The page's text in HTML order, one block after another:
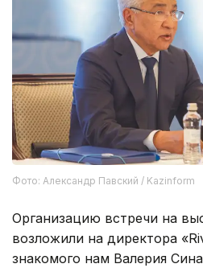
Фото: Александр Павский / Kazinform
Организацию встречи на
возложили на директора
знакомого нам Валерия